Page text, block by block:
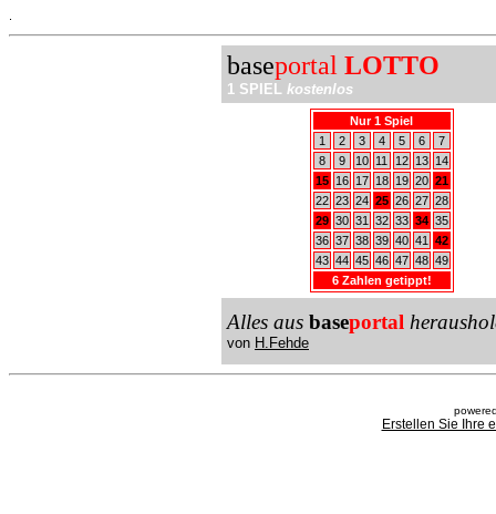
baseportal LOTTO
1 SPIEL kostenlos
Nur 1 Spiel
1
2 3 4 5 6
7
8
9 10 11 12 13
14
15
16 17 18 19 20 21
22 23 24 25 26 27 28
29 30 31 32 33 34 35
36 37 38 39 40 41
42
43 44 45 46 47 48 49
6 Zahlen getippt!
Alles aus baseportal
von H.Fehde
Erstellen Sie Ihre